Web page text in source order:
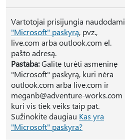
Vartotojai prisijungia naudodami
"Microsoft" paskyrą, pvz.,
live.com arba outlook.com el.
pašto adresą.
Pastaba:Galite turėti asmeninę
"Microsoft" paskyrą, kuri nėra
outlook.com arba live.com ir
meganb@adventure-works.com
kuri vis tiek veiks taip pat.
Sužinokite daugiau Kas yra
"Microsoft" paskyra?